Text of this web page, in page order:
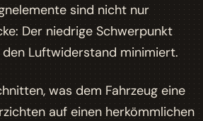
sind nicht nur
Der niedrige Schwerpunkt
Luftwiderstand minimiert.
was dem Fahrzeug eine
auf einen herkömmlichen